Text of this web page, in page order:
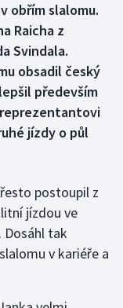
obřím slalomu.
Raicha z
Svindala.
obsadil český
především
reprezentantovi
jízdy o půl
postoupil z
jízdou ve
Dosáhl tak
v kariéře a